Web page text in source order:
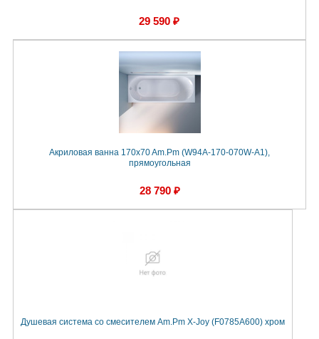
29 590 ₽
Акриловая ванна 170x70 Am.Pm (W94A-170-070W-A1),
прямоугольная
28 790 ₽
Душевая система со смесителем Am.Pm X-Joy (F0785A600) хром